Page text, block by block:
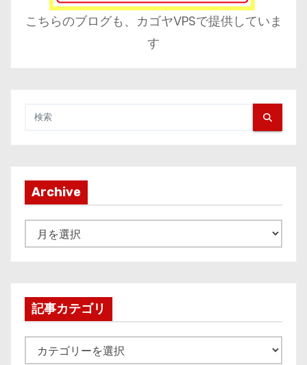
こちらのブログも、カゴヤVPSで提供していま
す
Archive
r
v
記事カテゴリ